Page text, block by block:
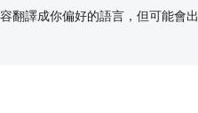
翻譯成你偏好的語言，但可能會出